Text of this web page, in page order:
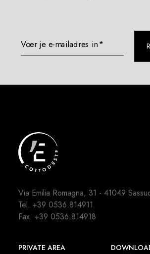
Voer je e-mailadres in*
Via Emilia Romagna, 31 - 41049
Tel.+39 0536.814911
Fax. +39 0536.814918
PRIVATE AREA